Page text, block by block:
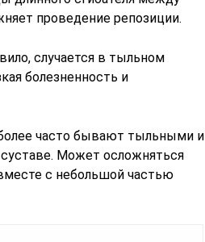
проведение репозиции.
случается в тыльном
болезненность и
часто бывают тыльными и
Может осложняться
с небольшой частью